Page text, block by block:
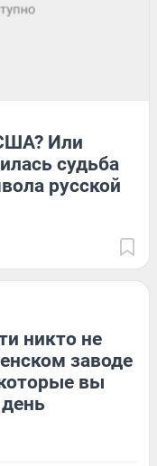
Или
судьба
русской
никто не
заводе
вы